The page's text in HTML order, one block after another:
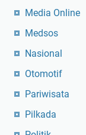
Media Online
Medsos
Nasional
Otomotif
Pariwisata
Pilkada